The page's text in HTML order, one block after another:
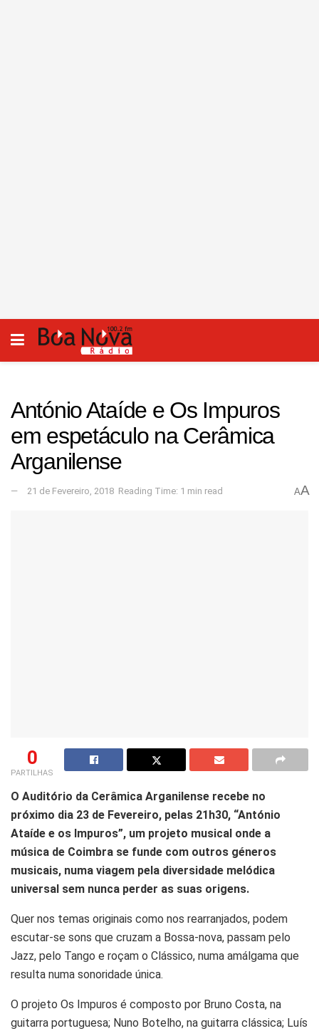
António Ataíde e Os Impuros
em espetáculo na Cerâmica
Arganilense
21 de Fevereiro, 2018 Reading Time: 1 min read AA
0
PARTILHAS
O Auditório da Cerâmica Arganilense recebe no
próximo dia 23 de Fevereiro, pelas 21h30, “António
Ataíde e os Impuros”, um projeto musical onde a
música de Coimbra se funde com outros géneros
musicais, numa viagem pela diversidade melódica
universal sem nunca perder as suas origens.
Quer nos temas originais como nos rearranjados, podem
escutar-se sons que cruzam a Bossa-nova, passam pelo
Jazz, pelo Tango e roçam o Clássico, numa amálgama que
resulta numa sonoridade única.
O projeto Os Impuros é composto por Bruno Costa, na
guitarra portuguesa; Nuno Botelho, na guitarra clássica; Luís